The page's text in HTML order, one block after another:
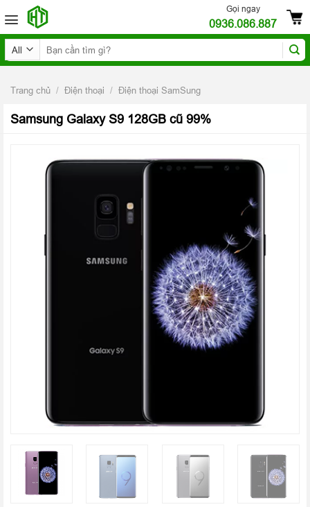
to
content
Gọi ngay
0936.086.887
Tìm
kiếm:
Trang chủ / Điện thoại / Điện thoại SamSung
Samsung Galaxy S9 128GB cũ 99%